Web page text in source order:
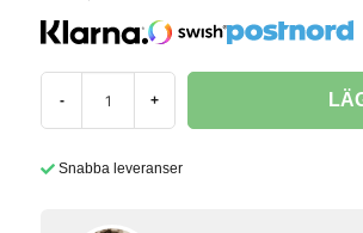
- +
Snabba leveranser